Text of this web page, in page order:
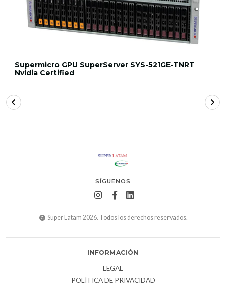
Supermicro GPU SuperServer SYS-521GE-TNRT
Nvidia Certified
SÍGUENOS
Super Latam 2026. Todos los derechos reservados.
INFORMACIÓN
LEGAL
POLÍTICA DE PRIVACIDAD